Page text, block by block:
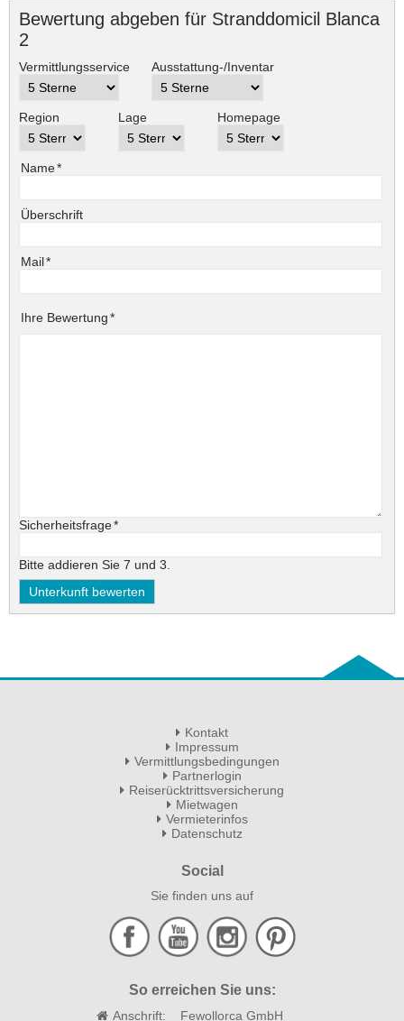
Bewertung abgeben für Stranddomicil Blanca
2
Vermittlungsservice Ausstattung-/Inventar
Region Lage Homepage
Pflichtfeld
Name*
Überschrift
Pflichtfeld
Mail*
Pflichtfeld
Ihre Bewertung*
Pflichtfeld
Sicherheitsfrage*
Bitte addieren Sie 7 und 3.
Kontakt
Impressum
Vermittlungsbedingungen
Partnerlogin
Reiserücktrittsversicherung
Mietwagen
Vermieterinfos
Datenschutz
Social
Sie finden uns auf
So erreichen Sie uns:
Anschrift: Fewollorca GmbH